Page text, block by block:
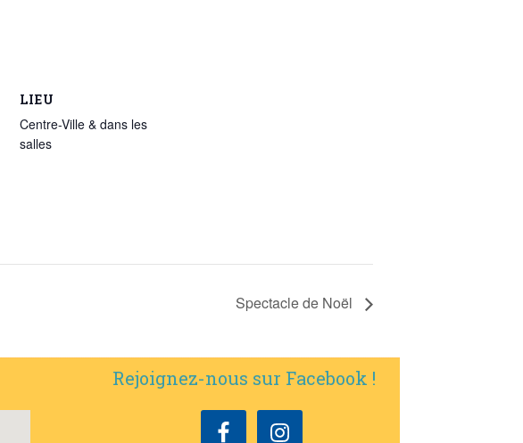
LIEU
Centre-Ville & dans les
salles
Spectacle de Noël
Rejoignez-nous sur Facebook !